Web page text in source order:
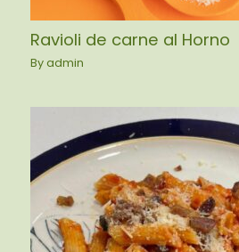
Ravioli de carne al Horno
Byadmin